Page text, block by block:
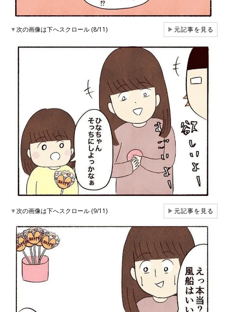
▼次の画像は下へスクロール (8/11) ▶元記事を見る
▼次の画像は下へスクロール (9/11) ▶元記事を見る